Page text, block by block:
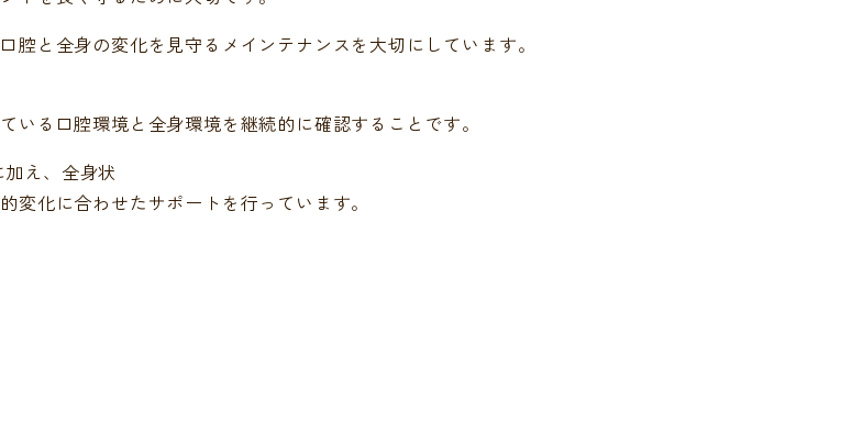
と全身の変化を見守るメインテナンスを大切にしています。
る口腔環境と全身環境を継続的に確認することです。
え、全身状
化に合わせたサポートを行っています。